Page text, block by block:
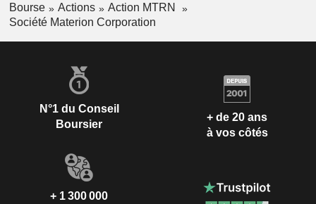
Bourse Actions
Action MTRN
Société Materion Corporation
N°1 du Conseil
Boursier
+ de 20 ans
à vos côtés
+ 1 300 000